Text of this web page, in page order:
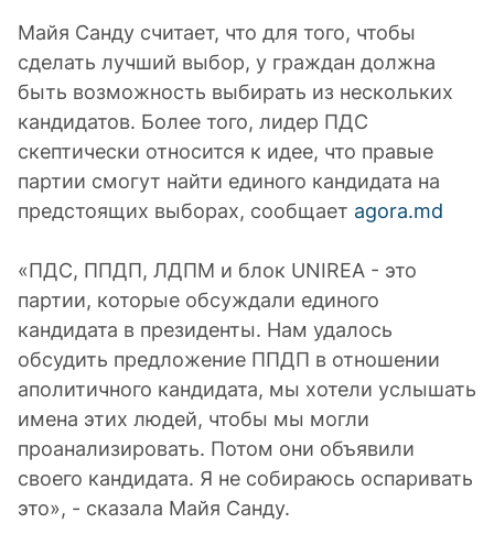
Майя Санду считает, что для того, чтобы
сделать лучший выбор, у граждан должна
быть возможность выбирать из нескольких
кандидатов. Более того, лидер ПДС
скептически относится к идее, что правые
партии смогут найти единого кандидата на
предстоящих выборах, сообщает agora.md
«ПДС, ППДП, ЛДПМ и блок UNIREA - это
партии, которые обсуждали единого
кандидата в президенты. Нам удалось
обсудить предложение ППДП в отношении
аполитичного кандидата, мы хотели услышать
имена этих людей, чтобы мы могли
проанализировать. Потом они объявили
своего кандидата. Я не собираюсь оспаривать
это», - сказала Майя Санду.